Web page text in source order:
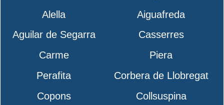
Alella
Aiguafreda
Aguilar de Segarra
Casserres
Carme
Piera
Perafita
Corbera de Llobregat
Copons
Collsuspina